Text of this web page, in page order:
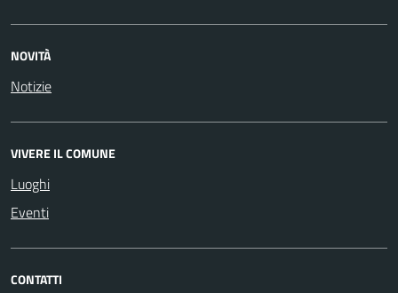
NOVITÀ
Notizie
VIVERE IL COMUNE
Luoghi
Eventi
CONTATTI